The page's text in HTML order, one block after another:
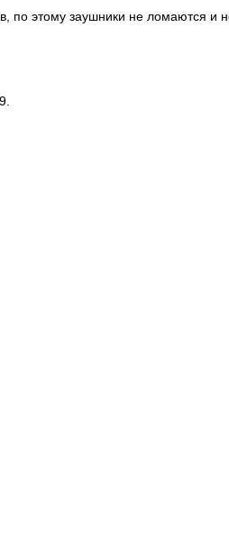
по этому заушники не ломаются и